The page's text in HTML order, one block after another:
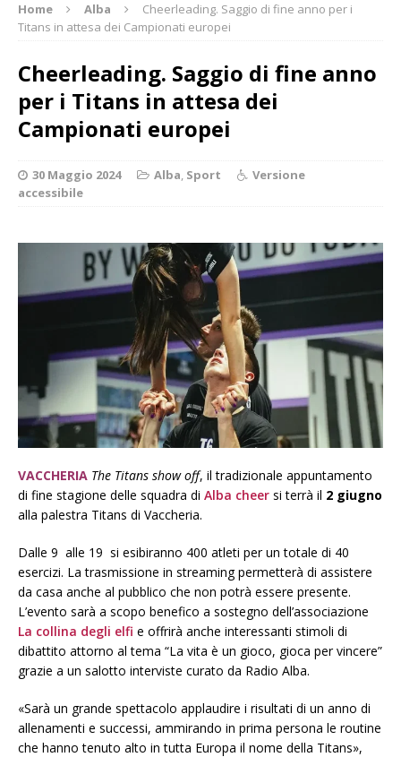
Home Alba
Cheerleading. Saggio di fine anno per i
Titans in attesa dei Campionati europei
Cheerleading. Saggio di fine anno
per i Titans in attesa dei
Campionati europei
30 Maggio 2024 Alba, Sport
Versione
accessibile
VACCHERIA The Titans show off, il tradizionale appuntamento
di fine stagione delle squadra di Alba cheer si terrà il 2 giugno
alla palestra Titans di Vaccheria.
Dalle 9 alle 19 si esibiranno 400 atleti per un totale di 40
esercizi. La trasmissione in streaming permetterà di assistere
da casa anche al pubblico che non potrà essere presente.
L’evento sarà a scopo benefico a sostegno dell’associazione
La collina degli elfi e offrirà anche interessanti stimoli di
dibattito attorno al tema “La vita è un gioco, gioca per vincere”
grazie a un salotto interviste curato da Radio Alba.
«Sarà un grande spettacolo applaudire i risultati di un anno di
allenamenti e successi, ammirando in prima persona le routine
che hanno tenuto alto in tutta Europa il nome della Titans»,